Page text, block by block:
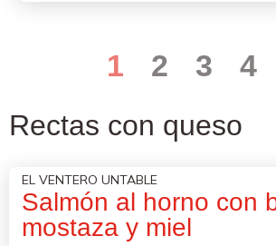
1 2 3 4
Rectas con queso
EL VENTERO UNTABLE
Salmón al horno con
mostaza y miel